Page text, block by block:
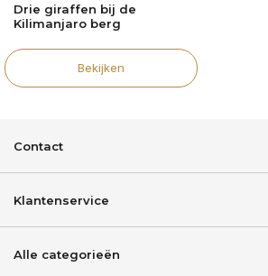
Drie giraffen bij de
Kilimanjaro berg
Bekijken
Contact
Klantenservice
Alle categorieën